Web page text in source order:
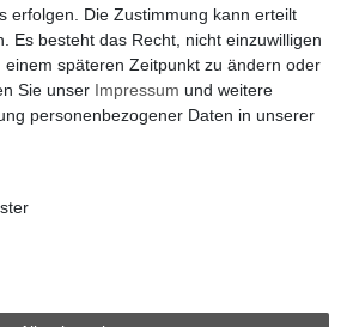
ich dieDaten­schutz­erklärunggelesen habe. Meine
widerrufen.**
|
|AGB |Kontakt
erfolgen. Die Zustimmung kann erteilt
Es besteht das Recht, nicht einzuwilligen
einem späteren Zeitpunkt zu ändern oder
Sie unser Impressum und weitere
personenbezogener Daten in unserer